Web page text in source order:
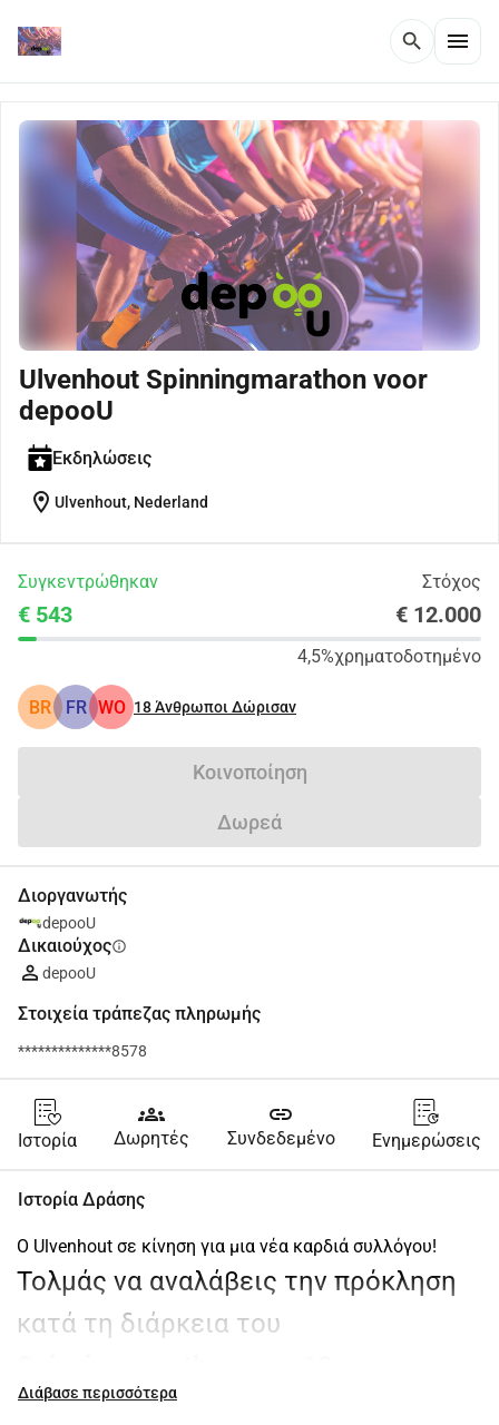
search menu
Ulvenhout Spinningmarathon voor
depooU
Εκδηλώσεις
location_on Ulvenhout, Nederland
Συγκεντρώθηκαν Στόχος
€ 543 € 12.000
4,5%χρηματοδοτημένο
BR FR WO 18Άνθρωποι Δώρισαν
Κοινοποίηση
Δωρεά
Διοργανωτής
depooU
Δικαιούχοςinfo
depooU
Στοιχεία τράπεζας πληρωμής
**************8578
Ιστορία
groups
Δωρητές
link
Συνδεδεμένο Ενημερώσεις
Ιστορία Δράσης
Ο Ulvenhout σε κίνηση για μια νέα καρδιά συλλόγου!
Τολμάς να αναλάβεις την πρόκληση
Δεκεμβρίου 2025;
Διάβασε περισσότερα